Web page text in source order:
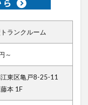
ランクルーム
～
江東区亀戸8-25-11
本 1F